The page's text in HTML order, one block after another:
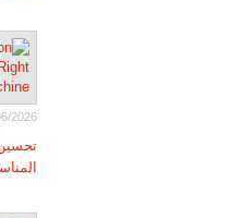
2026
تحسين